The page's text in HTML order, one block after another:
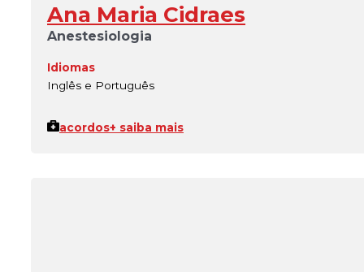
Ana Maria Cidraes
Anestesiologia
Idiomas
Inglês e Português
acordos+ saiba mais